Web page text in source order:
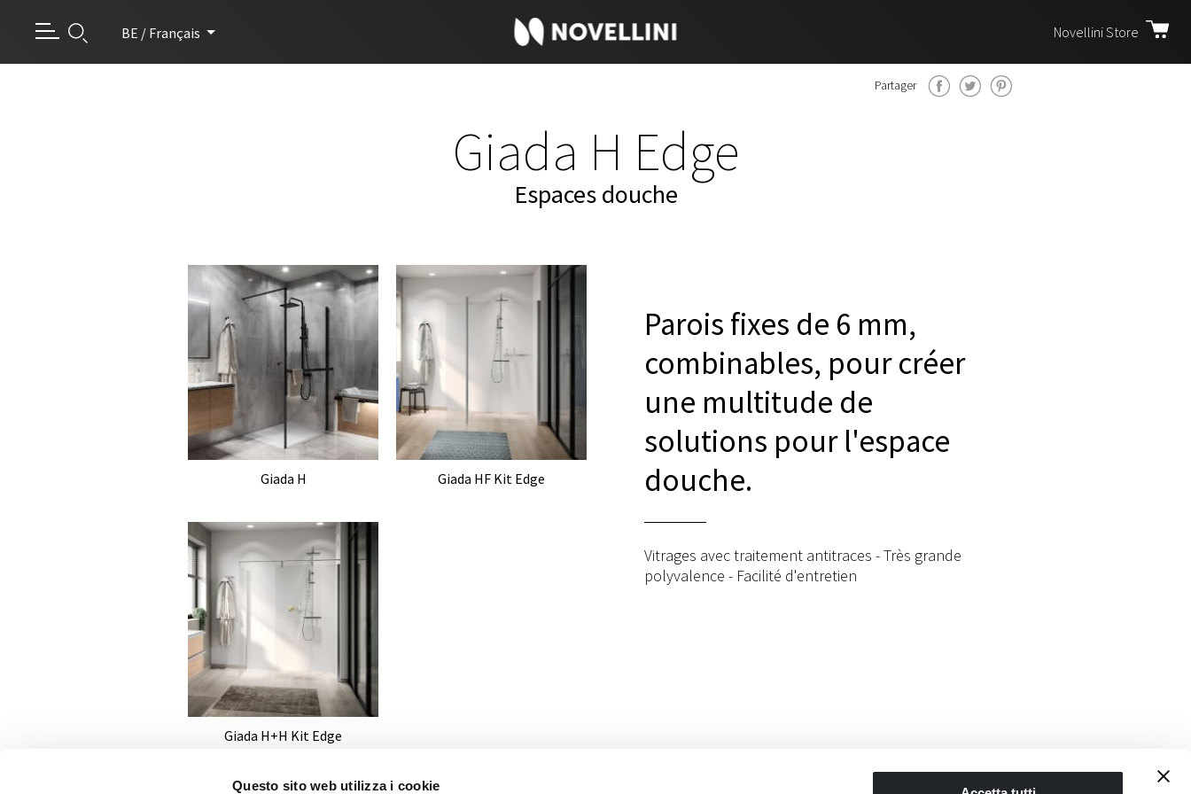
Questo sito web utilizza i cookie
BE / Français Novellini Store
Partager
Giada H Edge
Espaces douche
Giada H Giada HF Kit Edge
Giada H+H Kit Edge
Parois fixes de 6 mm,
combinables, pour créer
une multitude de
solutions pour l'espace
douche.
Vitrages avec traitement antitraces - Très grande
polyvalence - Facilité d'entretien